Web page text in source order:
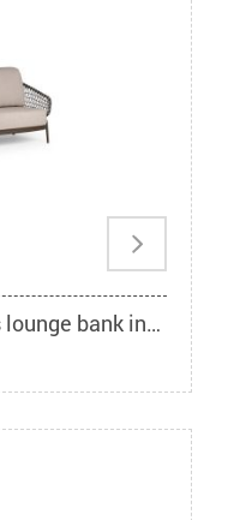
Tierra Outdoor Juno 3-zits lounge bank incline chocolat